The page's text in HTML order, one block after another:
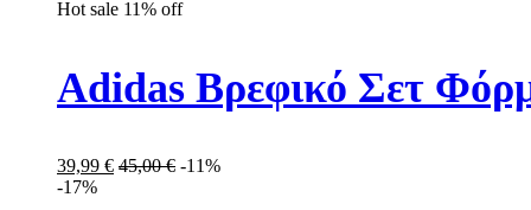
Hot sale 11% off
Adidas Βρεφικό Σετ
39,99 € 45,00€ -11%
-17%